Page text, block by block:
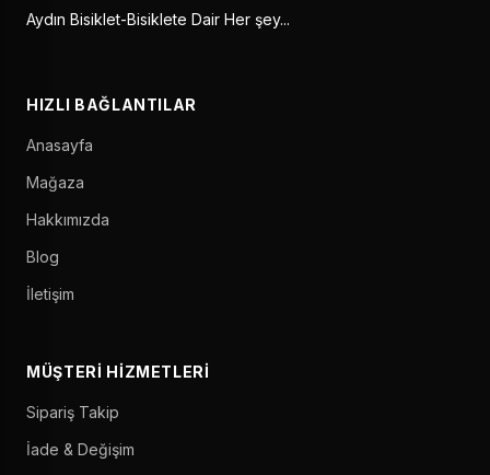
Aydın Bisiklet-Bisiklete Dair Her şey...
HIZLI BAĞLANTILAR
Anasayfa
Mağaza
Hakkımızda
Blog
İletişim
MÜŞTERI HIZMETLERI
Sipariş Takip
İade & Değişim